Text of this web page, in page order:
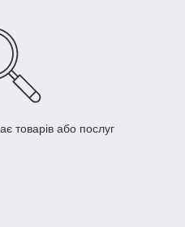
товарів або послуг